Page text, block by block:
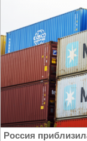
Россия